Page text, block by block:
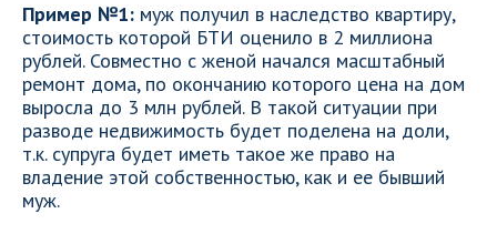
Пример №1: муж получил в наследство квартиру,
стоимость которой БТИ оценило в 2 миллиона
рублей. Совместно с женой начался масштабный
ремонт дома, по окончанию которого цена на дом
выросла до 3 млн рублей. В такой ситуации при
разводе недвижимость будет поделена на доли,
т.к. супруга будет иметь такое же право на
владение этой собственностью, как и ее бывший
муж.